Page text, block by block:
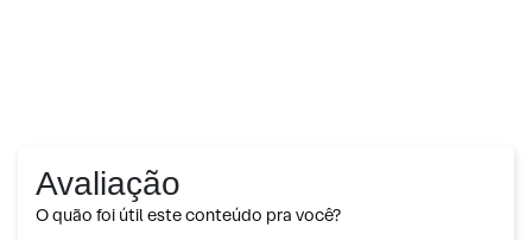
Avaliação
O quão foi útil este conteúdo pra você?